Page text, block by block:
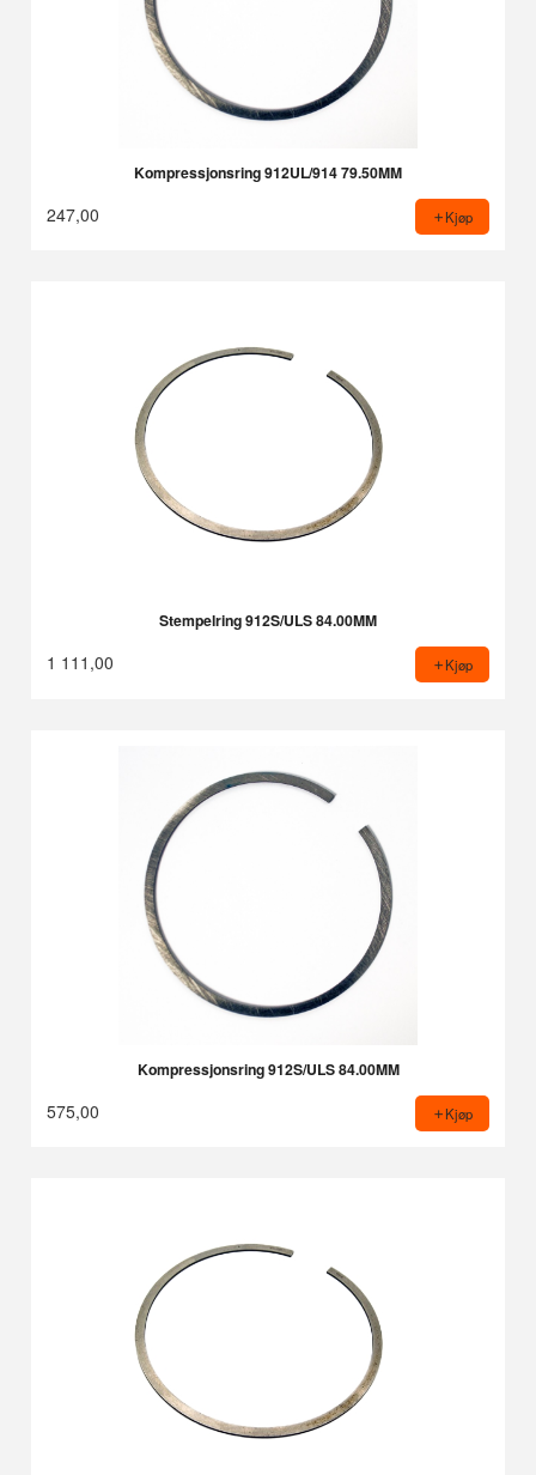
Kompressjonsring 912UL/914 79.50MM
247,00 Kjøp
Stempelring 912S/ULS 84.00MM
1 111,00 Kjøp
Kompressjonsring 912S/ULS 84.00MM
575,00 Kjøp